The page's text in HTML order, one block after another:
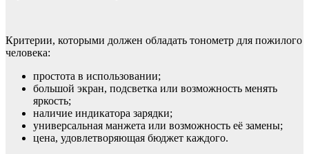
Критерии, которыми должен обладать тонометр для пожилого
человека:
простота в использовании;
большой экран, подсветка или возможность менять
яркость;
наличие индикатора зарядки;
универсальная манжета или возможность её замены;
цена, удовлетворяющая бюджет каждого.